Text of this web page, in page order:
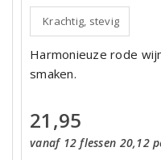
Krachtig, stevig
Harmonieuze rode
smaken.
21,95
vanaf 12 flessen 20,12